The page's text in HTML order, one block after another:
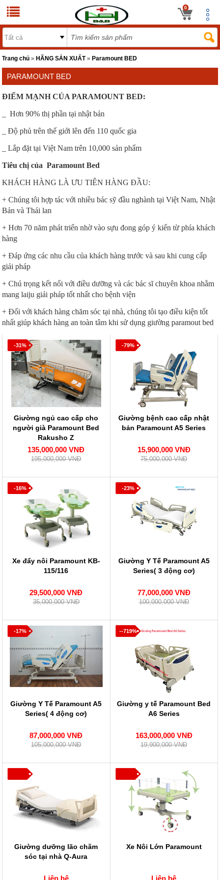
0
Trang chủ »HÃNG SẢN XUẤT»Paramount BED
PARAMOUNT BED
ĐIỂM MẠNH CỦA PARAMOUNT BED:
_ Hơn 90% thị phần tại nhật bản
_ Độ phủ trên thế giới lên đến 110 quốc gia
_ Lắp đặt tại Việt Nam trên 10,000 sản phẩm
Tiêu chị của Paramount Bed
KHÁCH HÀNG LÀ ƯU TIÊN HÀNG ĐẦU:
+ Chúng tôi hợp tác với nhiều bác sỹ đầu nghành tại Việt Nam, Nhật
Bản và Thái lan
+ Hơn 70 năm phát triển nhờ vào sựu đong góp ý kiến từ phía khách
hàng
+ Đáp ứng các nhu cầu của khách hàng trước và sau khi cung cấp
giải pháp
+ Chú trọng kết nối với điều dưỡng và các bác sĩ chuyên khoa nhằm
mang laiju giải pháp tốt nhất cho bệnh viện
+ Đối với khách hàng chăm sóc tại nhà, chúng tôi tạo điều kiện tốt
nhất giúp khách hàng an toàn tâm khi sử dụng giường paramout bed
-31%
Giường ngủ cao cấp cho
người già Paramount Bed
Rakusho Z
135,000,000 VNĐ
195,000,000 VNĐ
-79%
Giường bệnh cao cấp nhật
bản Paramount A5 Series
15,900,000 VNĐ
75,000,000 VNĐ
-16%
Xe đẩy nôi Paramount KB-
115/116
29,500,000 VNĐ
35,000,000 VNĐ
-23%
Giường Y Tế Paramount A5
Series( 3 động cơ)
77,000,000 VNĐ
100,000,000 VNĐ
-17%
Giường Y Tế Paramount A5
Series( 4 động cơ)
87,000,000 VNĐ
105,000,000 VNĐ
--719%
Giường y tế Paramount Bed
A6 Series
163,000,000 VNĐ
19,900,000 VNĐ
Giường dưỡng lão chăm
sóc tại nhà Q-Aura
Liên hệ
Xe Nôi Lớn Paramount
Liên hệ